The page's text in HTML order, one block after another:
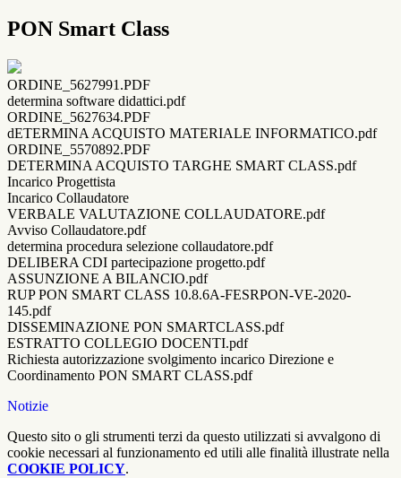
PON Smart Class
ORDINE_5627991.PDF
determina software didattici.pdf
ORDINE_5627634.PDF
dETERMINA ACQUISTO MATERIALE INFORMATICO.pdf
ORDINE_5570892.PDF
DETERMINA ACQUISTO TARGHE SMART CLASS.pdf
Incarico Progettista
Incarico Collaudatore
VERBALE VALUTAZIONE COLLAUDATORE.pdf
Avviso Collaudatore.pdf
determina procedura selezione collaudatore.pdf
DELIBERA CDI partecipazione progetto.pdf
ASSUNZIONE A BILANCIO.pdf
RUP PON SMART CLASS 10.8.6A-FESRPON-VE-2020-
145.pdf
DISSEMINAZIONE PON SMARTCLASS.pdf
ESTRATTO COLLEGIO DOCENTI.pdf
Richiesta autorizzazione svolgimento incarico Direzione e
Coordinamento PON SMART CLASS.pdf
Notizie
Questo sito o gli strumenti terzi da questo utilizzati si avvalgono di
cookie necessari al funzionamento ed utili alle finalità illustrate nella
COOKIE POLICY.